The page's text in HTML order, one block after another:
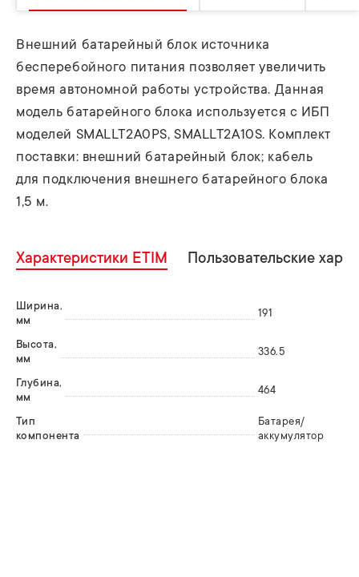
Внешний батарейный блок источника
бесперебойного питания позволяет увеличить
время автономной работы устройства. Данная
модель батарейного блока используется с ИБП
моделей SMALLT2A0PS, SMALLT2A10S. Комплект
поставки: внешний батарейный блок; кабель
для подключения внешнего батарейного блока
1,5 м.
Характеристики ETIM Пользовательские
Ширина,
мм
191
Высота,
мм
336.5
Глубина,
мм
464
Тип
компонента
Батарея/
аккумулятор